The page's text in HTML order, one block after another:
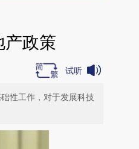
产政策
试听
性工作，对于发展科技